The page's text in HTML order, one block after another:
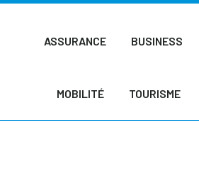
ASSURANCE BUSINESS
MOBILITÉ TOURISME